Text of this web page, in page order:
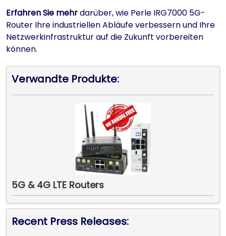
Erfahren Sie mehrdarüber, wie Perle IRG7000 5G-
Router Ihre industriellen Abläufe verbessern und Ihre
Netzwerkinfrastruktur auf die Zukunft vorbereiten
können.
Verwandte Produkte:
5G & 4G LTE Routers
Recent Press Releases: